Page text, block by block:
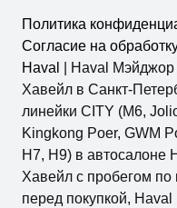
Политика
Согласие на
Haval
| Haval
Хавейл в Санкт-
линейки CITY (M6,
Kingkong Poer, GWM
H7, H9) в автосалоне
Хавейл с пробегом
перед покупкой,